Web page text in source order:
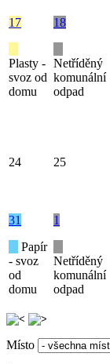
17
Plasty -
svoz od
domu
18
Netříděný
komunální
odpad
24 25
31
Papír
- svoz
od
domu
1
Netříděný
komunální
odpad
Místo